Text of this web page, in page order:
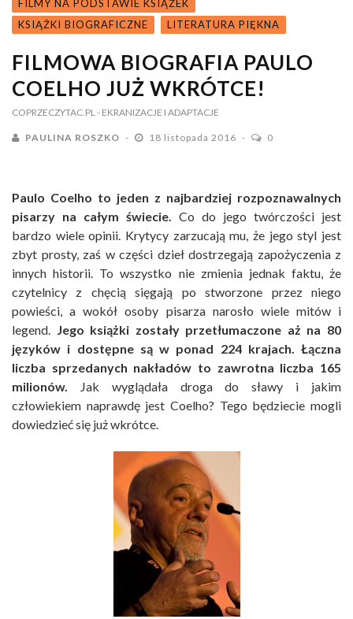
FILMY NA PODSTAWIE KSIĄŻEK
KSIĄŻKI BIOGRAFICZNE
LITERATURA PIĘKNA
FILMOWA BIOGRAFIA PAULO
COELHO JUŻ WKRÓTCE!
COPRZECZYTAC.PL - EKRANIZACJE I ADAPTACJE
PAULINA ROSZKO 18 listopada 2016 0
Paulo Coelho to jeden z najbardziej rozpoznawalnych
pisarzy na całym świecie. Co do jego twórczości jest
bardzo wiele opinii. Krytycy zarzucają mu, że jego styl jest
zbyt prosty, zaś w części dzieł dostrzegają zapożyczenia z
innych historii. To wszystko nie zmienia jednak faktu, że
czytelnicy z chęcią sięgają po stworzone przez niego
powieści, a wokół osoby pisarza narosło wiele mitów i
legend. Jego książki zostały przetłumaczone aż na 80
języków i dostępne są w ponad 224 krajach. Łączna
liczba sprzedanych nakładów to zawrotna liczba 165
milionów. Jak wyglądała droga do sławy i jakim
człowiekiem naprawdę jest Coelho? Tego będziecie mogli
dowiedzieć się już wkrótce.